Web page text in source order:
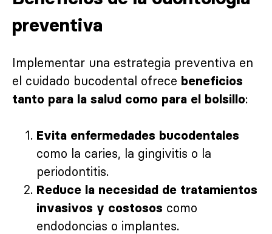
preventiva
Implementar una estrategia preventiva en
el cuidado bucodental ofrece beneficios
tanto para la salud como para el bolsillo:
Evita enfermedades bucodentales
como la caries, la gingivitis o la
periodontitis.
Reduce la necesidad de tratamientos
invasivos y costosos como
endodoncias o implantes.